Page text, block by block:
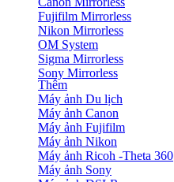
Fujifilm Mirrorless
Nikon Mirrorless
OM System
Sigma Mirrorless
Sony Mirrorless
Thêm
Máy ảnh Du lịch
Máy ảnh Canon
Máy ảnh Fujifilm
Máy ảnh Nikon
Máy ảnh Ricoh -Theta 360
Máy ảnh Sony